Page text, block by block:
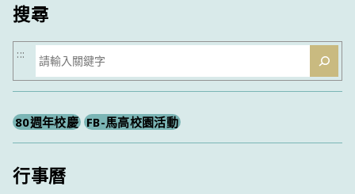
搜尋
搜
尋
:::
80週年校慶 FB-馬高校園活動
行事曆